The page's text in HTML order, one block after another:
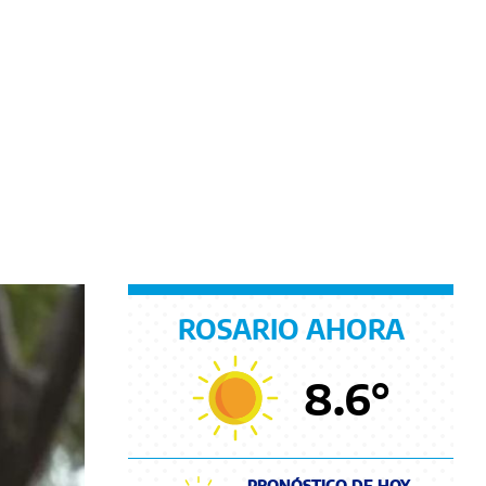
ROSARIO AHORA
8.6°